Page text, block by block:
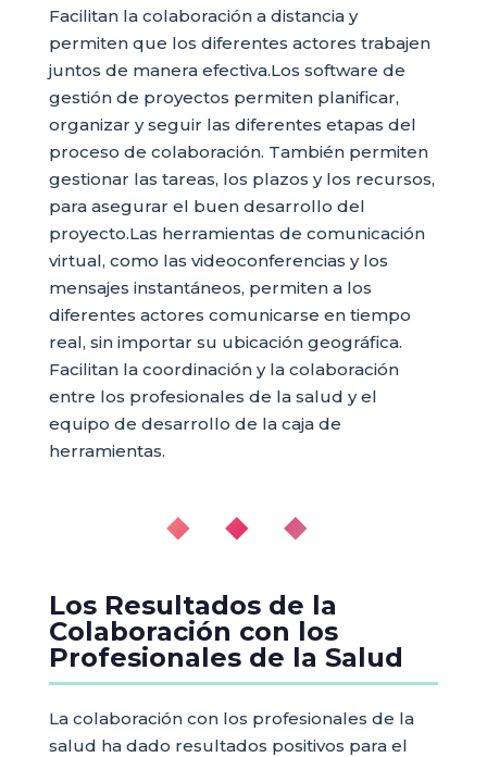
Facilitan la colaboración a distancia y
permiten que los diferentes actores trabajen
juntos de manera efectiva.Los software de
gestión de proyectos permiten planificar,
organizar y seguir las diferentes etapas del
proceso de colaboración. También permiten
gestionar las tareas, los plazos y los recursos,
para asegurar el buen desarrollo del
proyecto.Las herramientas de comunicación
virtual, como las videoconferencias y los
mensajes instantáneos, permiten a los
diferentes actores comunicarse en tiempo
real, sin importar su ubicación geográfica.
Facilitan la coordinación y la colaboración
entre los profesionales de la salud y el
equipo de desarrollo de la caja de
herramientas.
◆ ◆ ◆
Los Resultados de la
Colaboración con los
Profesionales de la Salud
La colaboración con los profesionales de la
salud ha dado resultados positivos para el